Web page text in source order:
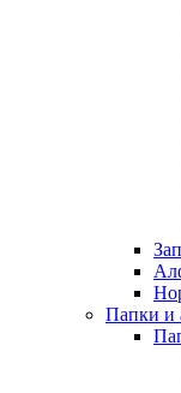
Папки и